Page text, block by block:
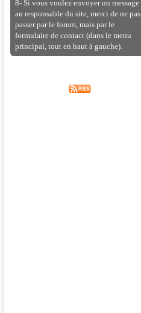
8- Si vous voulez envoyer un message
au responsable du site, merci de ne pas
passer par le forum, mais par le
formulaire de contact (dans le menu
principal, tout en haut à gauche).